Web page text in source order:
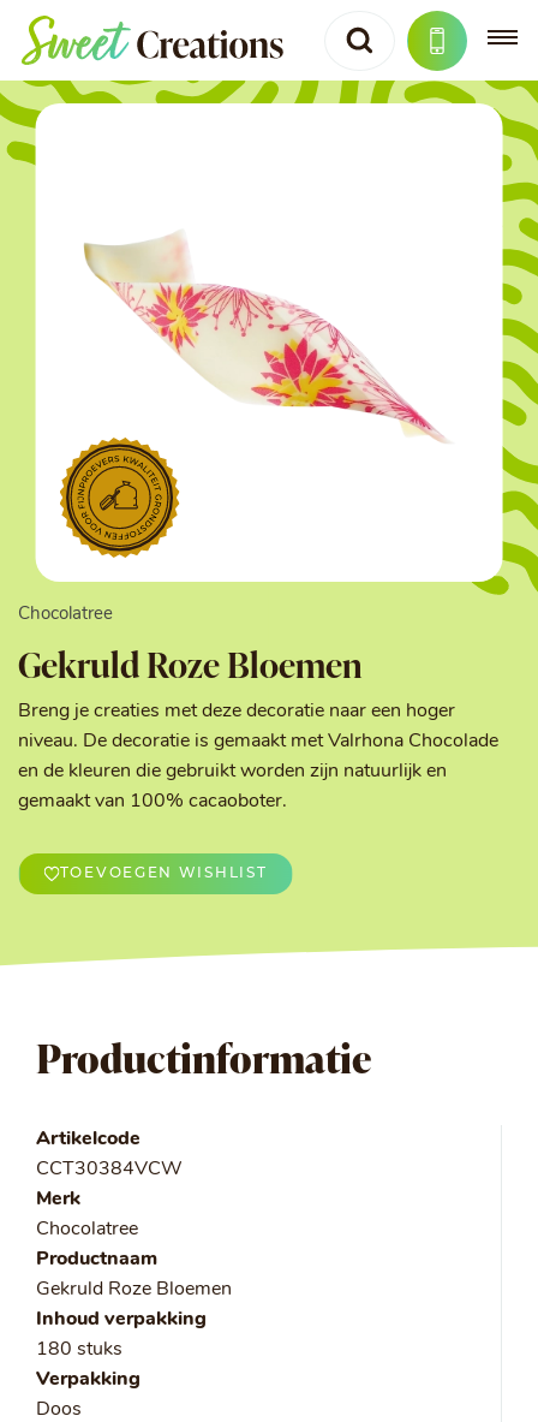
Chocolatree
Gekruld Roze Bloemen
Breng je creaties met deze decoratie naar een hoger
niveau. De decoratie is gemaakt met Valrhona Chocolade
en de kleuren die gebruikt worden zijn natuurlijk en
gemaakt van 100% cacaoboter.
TOEVOEGEN WISHLIST
Productinformatie
Artikelcode
CCT30384VCW
Merk
Chocolatree
Productnaam
Gekruld Roze Bloemen
Inhoud verpakking
180 stuks
Verpakking
Doos